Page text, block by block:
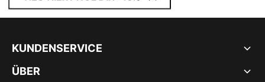
KUNDENSERVICE
ÜBER